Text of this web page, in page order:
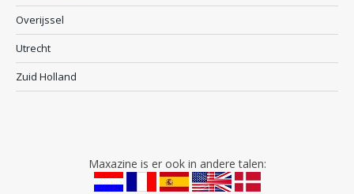
Overijssel
Utrecht
Zuid Holland
Maxazine is er ook in andere talen: